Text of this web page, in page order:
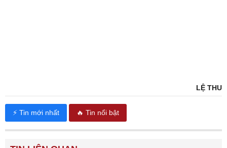
LỆ THU
⚡ Tin mới nhất 🔥 Tin nổi bật